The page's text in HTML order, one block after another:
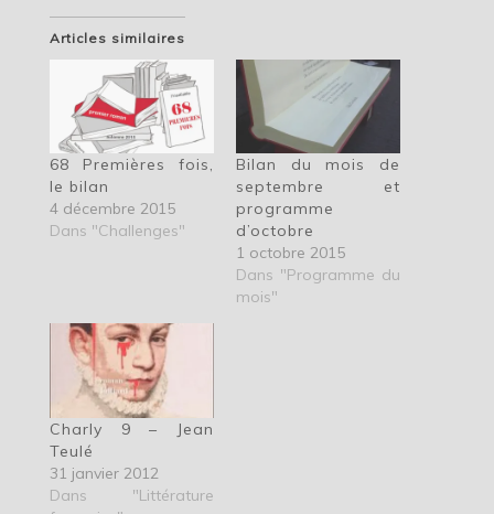
Articles similaires
68 Premières fois,
le bilan
4 décembre 2015
Dans "Challenges"
Bilan du mois de
septembre et
programme
d’octobre
1 octobre 2015
Dans "Programme du
mois"
Charly 9 – Jean
Teulé
31 janvier 2012
Dans "Littérature